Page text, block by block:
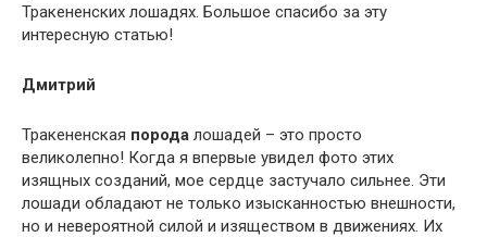
Тракененских лошадях. Большое спасибо за эту
интересную статью!
Дмитрий
Тракененская порода лошадей – это просто
великолепно! Когда я впервые увидел фото этих
изящных созданий, мое сердце застучало сильнее. Эти
лошади обладают не только изысканностью внешности,
но и невероятной силой и изяществом в движениях. Их